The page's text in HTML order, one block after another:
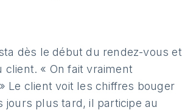
dès le début du rendez-vous et
« On fait vraiment
Le client voit les chiffres bouger
jours plus tard, il participe au